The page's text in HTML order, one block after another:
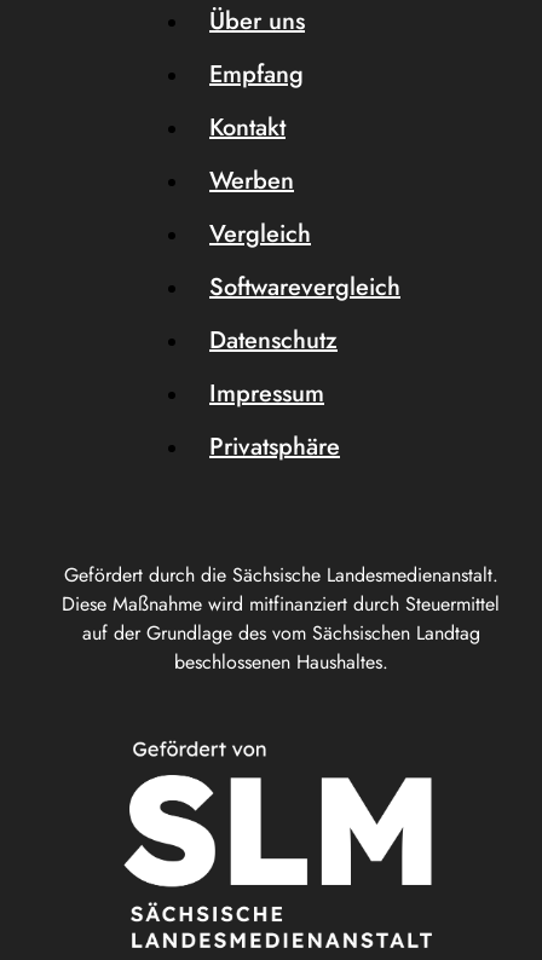
Gefördert durch die Sächsische Landesmedienanstalt.
Diese Maßnahme wird mitfinanziert durch Steuermittel
auf der Grundlage des vom Sächsischen Landtag
beschlossenen Haushaltes.
Über uns
Empfang
Kontakt
Werben
Vergleich
Softwarevergleich
Datenschutz
Impressum
Privatsphäre